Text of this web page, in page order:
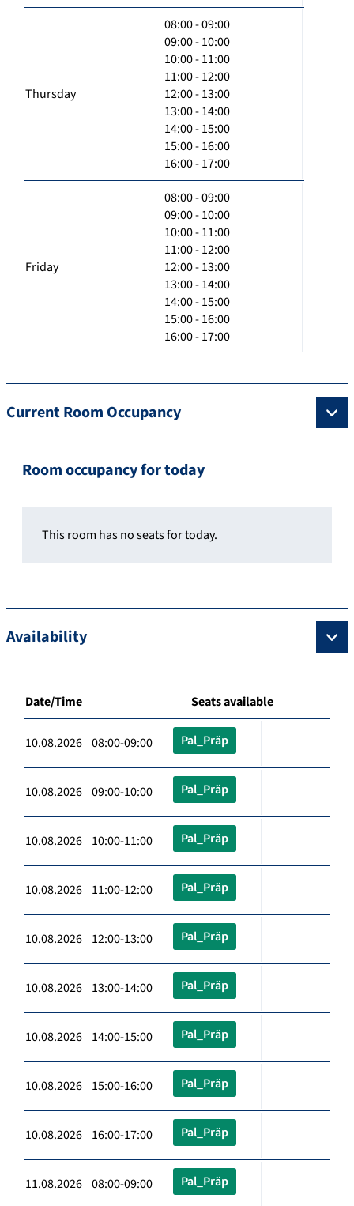
Thursday
08:00 - 09:00
09:00 - 10:00
10:00 - 11:00
11:00 - 12:00
12:00 - 13:00
13:00 - 14:00
14:00 - 15:00
15:00 - 16:00
16:00 - 17:00
Friday
08:00 - 09:00
09:00 - 10:00
10:00 - 11:00
11:00 - 12:00
12:00 - 13:00
13:00 - 14:00
14:00 - 15:00
15:00 - 16:00
16:00 - 17:00
Current Room Occupancy
Room occupancy for today
This room has no seats for today.
Availability
Date/Time Seats available
10.08.2026 08:00-09:00 Pal_Präp
10.08.2026 09:00-10:00 Pal_Präp
10.08.2026 10:00-11:00 Pal_Präp
10.08.2026 11:00-12:00 Pal_Präp
10.08.2026 12:00-13:00 Pal_Präp
10.08.2026 13:00-14:00 Pal_Präp
10.08.2026 14:00-15:00 Pal_Präp
10.08.2026 15:00-16:00 Pal_Präp
10.08.2026 16:00-17:00 Pal_Präp
11.08.2026 08:00-09:00 Pal_Präp